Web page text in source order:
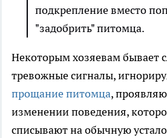
подкрепление вместо
"задобрить" питомца.
Некоторым хозяевам бывает
тревожные сигналы,
прощание питомца,
изменении поведения,
списывают на обычную